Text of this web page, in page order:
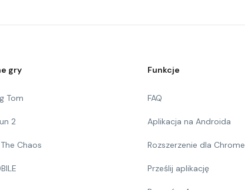
gry
Tom
2
Chaos
Funkcje
FAQ
Aplikacja na Androida
Rozszerzenie dla Chrome
Prześlij aplikację